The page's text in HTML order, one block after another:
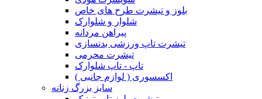
بلوز و تیشرت طرح های خاص
شلوار و شلوارک
پیراهن مردانه
تیشرت تاپ ورزشی بدنسازی
تیشرت محرمی
تاپ - تاپ شلوارک
اکسسوری ( لوازم جانبی )
سایز بزرگ زنانه